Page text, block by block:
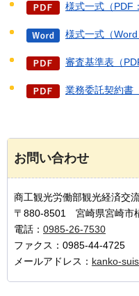
様式一式（PDF
様式一式（Word
審査基準表（
業務委託契約書
お問い合わせ
商工観光労働部観光経済交
〒880-8501 宮崎県宮崎市
電話： 0985-26-7530
ファクス：0985-44-4725
メールアドレス： kanko-